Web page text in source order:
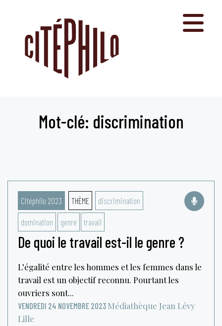
Mot-clé: discrimination
Citéphilo 2023 THÈME discrimination
domination genre travail
De quoi le travail est-il le genre ?
L’égalité entre les hommes et les femmes dans le
travail est un objectif reconnu. Pourtant les
ouvriers sont...
VENDREDI 24 NOVEMBRE 2023 Médiathèque Jean Lévy
Lille